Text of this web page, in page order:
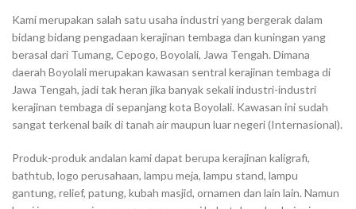
Kami merupakan salah satu usaha industri yang bergerak dalam
bidang bidang pengadaan kerajinan tembaga dan kuningan yang
berasal dari Tumang, Cepogo, Boyolali, Jawa Tengah. Dimana
daerah Boyolali merupakan kawasan sentral kerajinan tembaga di
Jawa Tengah, jadi tak heran jika banyak sekali industri-industri
kerajinan tembaga di sepanjang kota Boyolali. Kawasan ini sudah
sangat terkenal baik di tanah air maupun luar negeri (Internasional).
Produk-produk andalan kami dapat berupa kerajinan kaligrafi,
bathtub, logo perusahaan, lampu meja, lampu stand, lampu
gantung, relief, patung, kubah masjid, ornamen dan lain lain. Namun